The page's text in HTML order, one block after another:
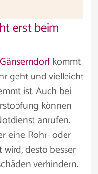
erst beim
kommt
geht und vielleicht
ist. Auch bei
können
anrufen.
eine Rohr- oder
desto besser
verhindern.